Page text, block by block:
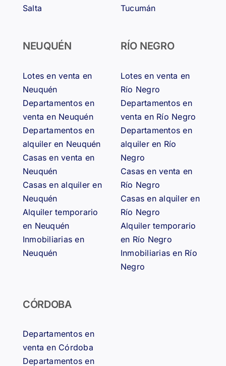
Salta
Tucumán
NEUQUÉN
Lotes en venta en
Neuquén
Departamentos en
venta en Neuquén
Departamentos en
alquiler en Neuquén
Casas en venta en
Neuquén
Casas en alquiler en
Neuquén
Alquiler temporario
en Neuquén
Inmobiliarias en
Neuquén
RÍO NEGRO
Lotes en venta en
Río Negro
Departamentos en
venta en Río Negro
Departamentos en
alquiler en Río
Negro
Casas en venta en
Río Negro
Casas en alquiler en
Río Negro
Alquiler temporario
en Río Negro
Inmobiliarias en Río
Negro
CÓRDOBA
Departamentos en
venta en Córdoba
Departamentos en